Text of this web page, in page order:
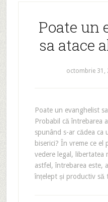
Poate un
sa atace
octombrie 31,
Poate un evanghelist
Probabil că întrebarea
spunând s-ar cădea ca
biserici? În vreme ce
vedere legal, libertatea
astfel, întrebarea este,
înțelept și productiv să